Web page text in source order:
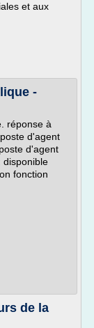
et aux
-
réponse à
d'agent
d'agent
disponible
fonction
de la